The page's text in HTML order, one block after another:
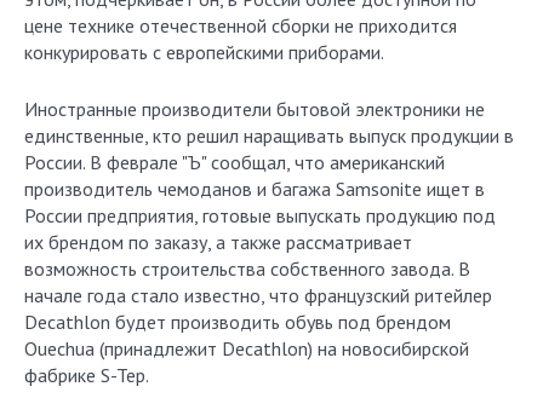
цене технике отечественной сборки не приходится
конкурировать с европейскими приборами.
Иностранные производители бытовой электроники не
единственные, кто решил наращивать выпуск продукции в
России. В феврале "Ъ" сообщал, что американский
производитель чемоданов и багажа Samsonite ищет в
России предприятия, готовые выпускать продукцию под
их брендом по заказу, а также рассматривает
возможность строительства собственного завода. В
начале года стало известно, что французский ритейлер
Decathlon будет производить обувь под брендом
Ouechua (принадлежит Decathlon) на новосибирской
фабрике S-Tep.